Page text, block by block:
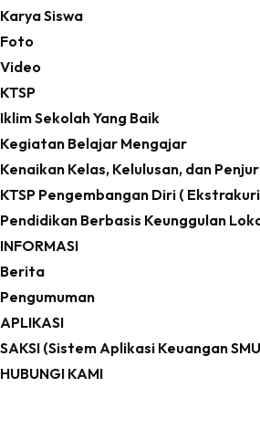
Karya Siswa
Foto
Video
KTSP
Iklim Sekolah Yang Baik
Kegiatan Belajar Mengajar
Kenaikan Kelas, Kelulusan, dan
KTSP Pengembangan Diri (
Pendidikan Berbasis Keunggulan
INFORMASI
Berita
Pengumuman
APLIKASI
SAKSI (Sistem Aplikasi Keuangan
HUBUNGI KAMI